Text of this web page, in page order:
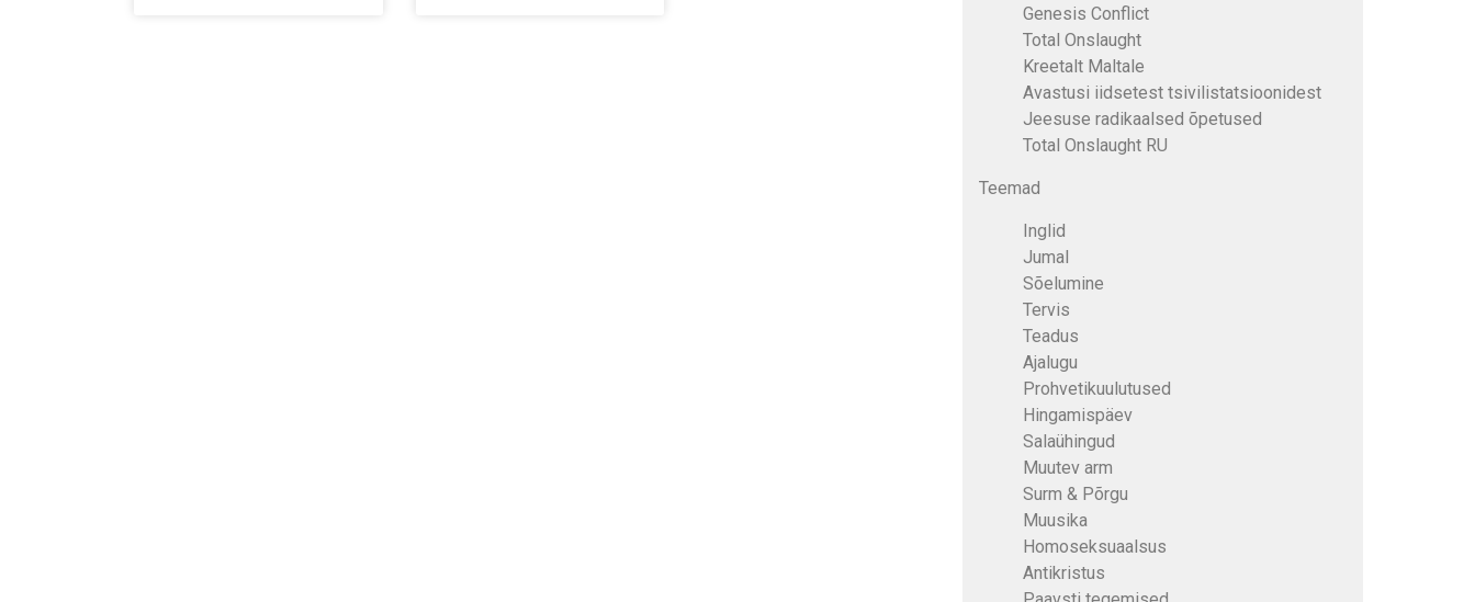
Genesis Conflict
Total Onslaught
Kreetalt Maltale
Avastusi iidsetest tsivilistatsioonidest
Jeesuse radikaalsed õpetused
Total Onslaught RU
Teemad
Inglid
Jumal
Sõelumine
Tervis
Teadus
Ajalugu
Prohvetikuulutused
Hingamispäev
Salaühingud
Muutev arm
Surm & Põrgu
Muusika
Homoseksuaalsus
Antikristus